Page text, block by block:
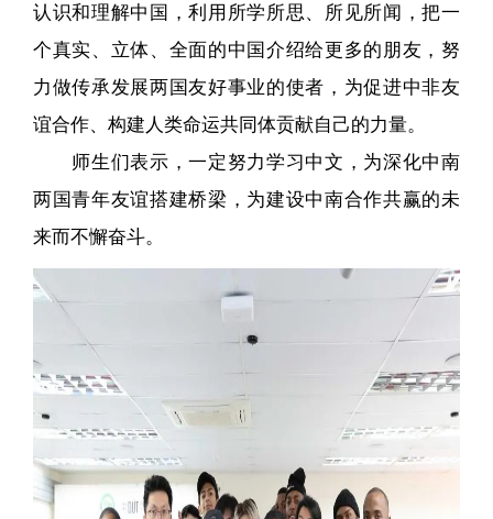
认识和理解中国，利用所学所思、所见所闻，把一
个真实、立体、全面的中国介绍给更多的朋友，努
力做传承发展两国友好事业的使者，为促进中非友
谊合作、构建人类命运共同体贡献自己的力量。
师生们表示，一定努力学习中文，为深化中南
两国青年友谊搭建桥梁，为建设中南合作共赢的未
来而不懈奋斗。